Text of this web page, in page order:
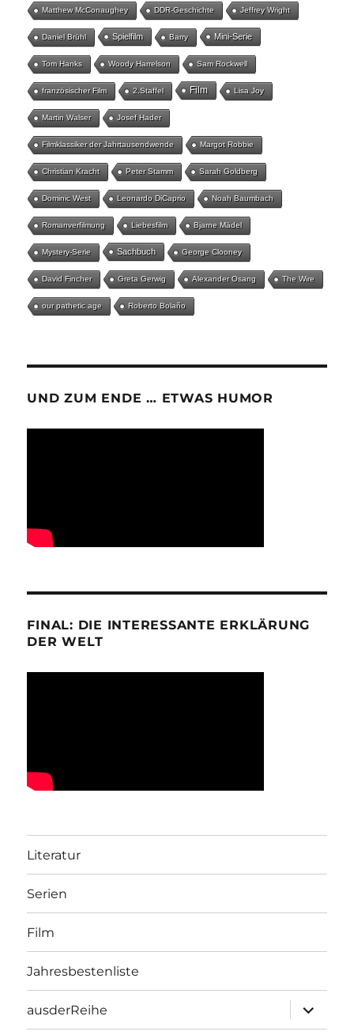
Matthew McConaughey DDR-Geschichte Jeffrey Wright
Daniel Brühl Spielfilm Barry Mini-Serie
Tom Hanks Woody Harrelson Sam Rockwell
französischer Film 2.Staffel Film Lisa Joy
Martin Walser Josef Hader
Filmklassiker der Jahrtausendwende Margot Robbie
Christian Kracht Peter Stamm Sarah Goldberg
Dominic West Leonardo DiCaprio Noah Baumbach
Romanverfilmung Liebesfilm Bjarne Mädel
Mystery-Serie Sachbuch George Clooney
David Fincher Greta Gerwig Alexander Osang The Wire
our pathetic age Roberto Bolaño
UND ZUM ENDE … ETWAS HUMOR
FINAL: DIE INTERESSANTE ERKLÄRUNG
DER WELT
Literatur
Serien
Film
Jahresbestenliste
ausderReihe
öffnen